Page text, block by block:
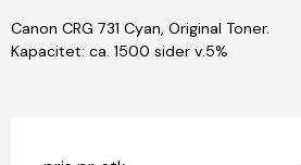
Canon CRG 731 Cyan, Original Toner.
Kapacitet: ca. 1500 sider v.5%